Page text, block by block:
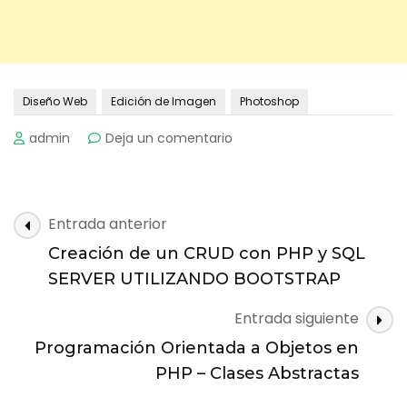
Diseño Web Edición de Imagen Photoshop
admin Deja un comentario
del
Color
Navegación
de
entradas
Entrada anterior
Creación de un CRUD con PHP y SQL
SERVER UTILIZANDO BOOTSTRAP
Entrada siguiente
Programación Orientada a Objetos en
PHP – Clases Abstractas